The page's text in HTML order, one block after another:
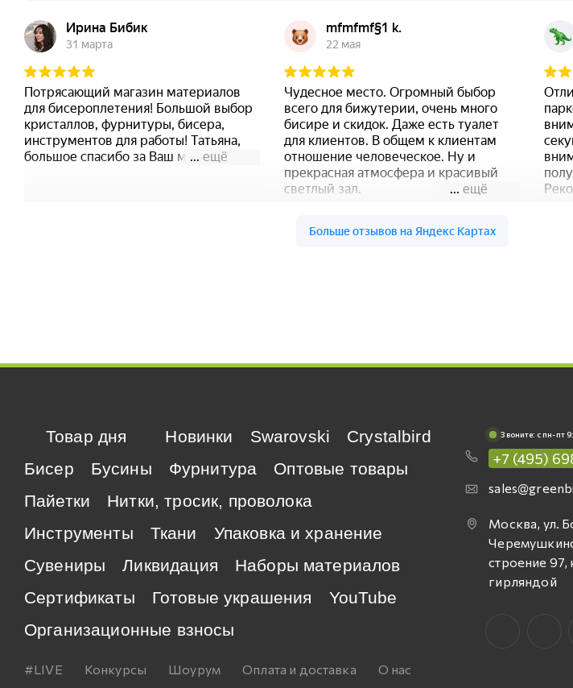
Товар дня Новинки Swarovski
Crystalbird
Бисер
Бусины Фурнитура
Оптовые товары
Пайетки
Нитки, тросик, проволока
Инструменты
Ткани
Упаковка и хранение
Сувениры
Ликвидация
Наборы материалов
Сертификаты
Готовые украшения
YouTube
Организационные взносы
#LIVE Конкурсы Шоурум Оплата и доставка О нас
Звоните: c пн-пт
+7 (495)
Москва, ул.
строение
гирляндой